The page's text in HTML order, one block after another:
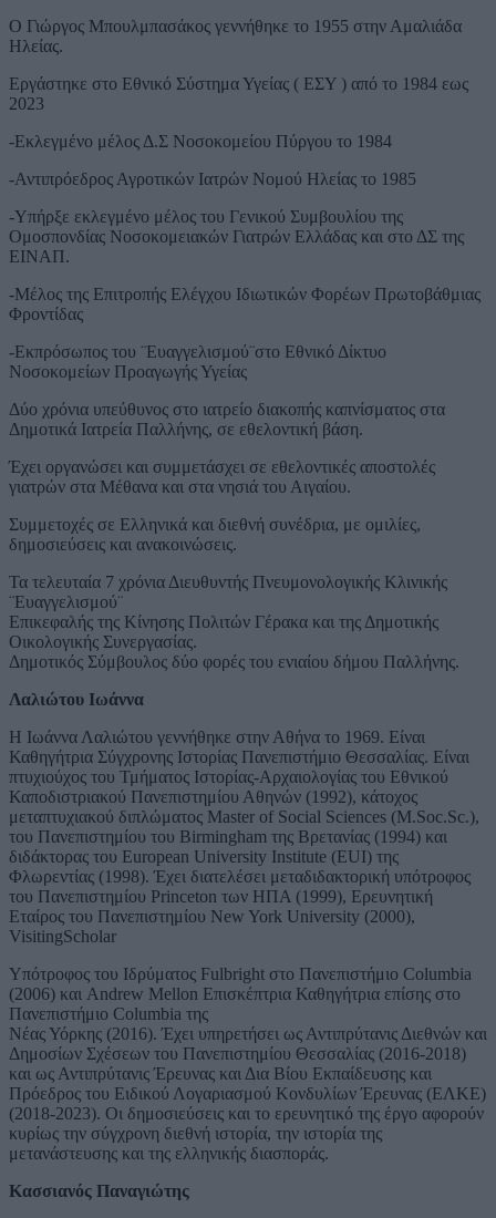
Ο Γιώργος Μπουλμπασάκος γεννήθηκε το 1955 στην Αμαλιάδα
Ηλείας.
Εργάστηκε στο Εθνικό Σύστημα Υγείας ( ΕΣΥ ) από το 1984 εως
2023
-Εκλεγμένο μέλος Δ.Σ Νοσοκομείου Πύργου το 1984
-Αντιπρόεδρος Αγροτικών Ιατρών Νομού Ηλείας το 1985
-Υπήρξε εκλεγμένο μέλος του Γενικού Συμβουλίου της
Ομοσπονδίας Νοσοκομειακών Γιατρών Ελλάδας και στο ΔΣ της
ΕΙΝΑΠ.
-Μέλος της Επιτροπής Ελέγχου Ιδιωτικών Φορέων Πρωτοβάθμιας
Φροντίδας
-Εκπρόσωπος του ¨Ευαγγελισμού¨στο Εθνικό Δίκτυο
Νοσοκομείων Προαγωγής Υγείας
Δύο χρόνια υπεύθυνος στο ιατρείο διακοπής καπνίσματος στα
Δημοτικά Ιατρεία Παλλήνης, σε εθελοντική βάση.
Έχει οργανώσει και συμμετάσχει σε εθελοντικές αποστολές
γιατρών στα Μέθανα και στα νησιά του Αιγαίου.
Συμμετοχές σε Ελληνικά και διεθνή συνέδρια, με ομιλίες,
δημοσιεύσεις και ανακοινώσεις.
Τα τελευταία 7 χρόνια Διευθυντής Πνευμονολογικής Κλινικής
¨Ευαγγελισμού¨
Επικεφαλής της Κίνησης Πολιτών Γέρακα και της Δημοτικής
Οικολογικής Συνεργασίας.
Δημοτικός Σύμβουλος δύο φορές του ενιαίου δήμου Παλλήνης.
Λαλιώτου Ιωάννα
Η Ιωάννα Λαλιώτου γεννήθηκε στην Αθήνα το 1969. Είναι
Καθηγήτρια Σύγχρονης Ιστορίας Πανεπιστήμιο Θεσσαλίας. Είναι
πτυχιούχος του Τμήματος Ιστορίας-Αρχαιολογίας του Εθνικού
Καποδιστριακού Πανεπιστημίου Αθηνών (1992), κάτοχος
μεταπτυχιακού διπλώματος Master of Social Sciences (M.Soc.Sc.),
του Πανεπιστημίου του Birmingham της Βρετανίας (1994) και
διδάκτορας του European University Institute (EUI) της
Φλωρεντίας (1998). Έχει διατελέσει μεταδιδακτορική υπότροφος
του Πανεπιστημίου Princeton των ΗΠΑ (1999), Ερευνητική
Εταίρος του Πανεπιστημίου New York University (2000),
VisitingScholar
Υπότροφος του Ιδρύματος Fulbright στο Πανεπιστήμιο Columbia
(2006) και Andrew Mellon Επισκέπτρια Καθηγήτρια επίσης στο
Πανεπιστήμιο Columbia της
Νέας Υόρκης (2016). Έχει υπηρετήσει ως Αντιπρύτανις Διεθνών και
Δημοσίων Σχέσεων του Πανεπιστημίου Θεσσαλίας (2016-2018)
και ως Αντιπρύτανις Έρευνας και Δια Βίου Εκπαίδευσης και
Πρόεδρος του Ειδικού Λογαριασμού Κονδυλίων Έρευνας (ΕΛΚΕ)
(2018-2023). Οι δημοσιεύσεις και το ερευνητικό της έργο αφορούν
κυρίως την σύγχρονη διεθνή ιστορία, την ιστορία της
μετανάστευσης και της ελληνικής διασποράς.
Κασσιανός Παναγιώτης